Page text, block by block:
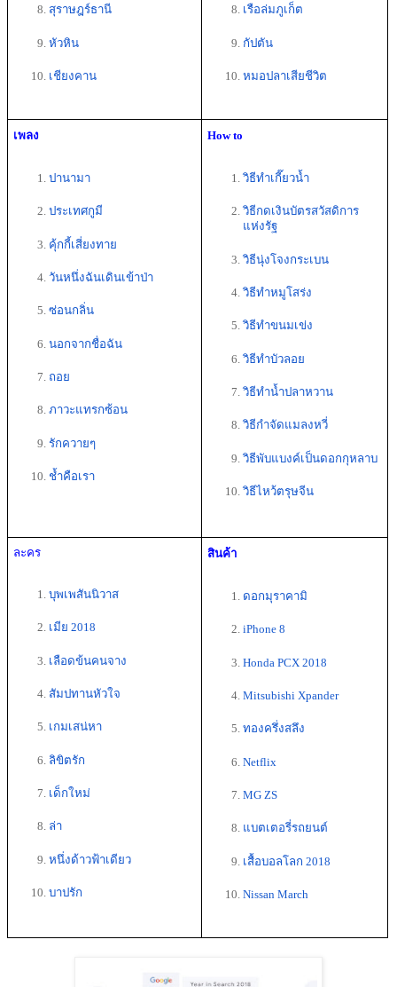
สุราษฎร์ธานี
หัวหิน
เชียงคาน
เรือล่มภูเก็ต
กัปตัน
หมอปลาเสียชีวิต
เพลง
ปานามา
ประเทศกูมี
คุ้กกี้เสี่ยงทาย
วันหนึ่งฉันเดินเข้าป่า
ซ่อนกลิ่น
นอกจากชื่อฉัน
ถอย
ภาวะแทรกซ้อน
รักควายๆ
ช้ำคือเรา
How to
วิธีทำเกี๊ยวน้ำ
วิธีกดเงินบัตรสวัสดิการ
แห่งรัฐ
วิธีนุ่งโจงกระเบน
วิธีทําหมูโสร่ง
วิธีทำขนมเข่ง
วิธีทําบัวลอย
วิธีทําน้ำปลาหวาน
วิธีกําจัดแมลงหวี่
วิธีพับแบงค์เป็นดอกกุหลาบ
วิธีไหว้ตรุษจีน
ละคร
บุพเพสันนิวาส
เมีย 2018
เลือดข้นคนจาง
สัมปทานหัวใจ
เกมเสน่หา
ลิขิตรัก
เด็กใหม่
ล่า
หนึ่งด้าวฟ้าเดียว
บาปรัก
สินค้า
ดอกมุราคามิ
iPhone 8
Honda PCX 2018
Mitsubishi Xpander
ทองครึ่งสลึง
Netflix
MG ZS
แบตเตอรี่รถยนต์
เสื้อบอลโลก 2018
Nissan March